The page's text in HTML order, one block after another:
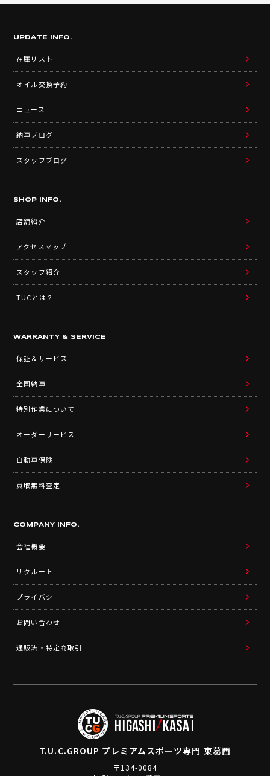
UPDATE INFO.
在庫リスト
オイル交換予約
ニュース
納車ブログ
スタッフブログ
SHOP INFO.
店舗紹介
アクセスマップ
スタッフ紹介
TUCとは？
WARRANTY & SERVICE
保証＆サービス
全国納車
特別作業について
オーダーサービス
自動車保険
買取無料査定
COMPANY INFO.
会社概要
リクルート
プライバシー
お問い合わせ
通販法・特定商取引
T.U.C.GROUP プレミアムスポーツ専門 東葛西
〒134-0084